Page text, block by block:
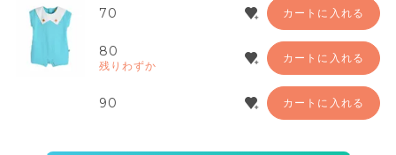
70 カートに入れる
80
残りわずか
カートに入れる
90 カートに入れる